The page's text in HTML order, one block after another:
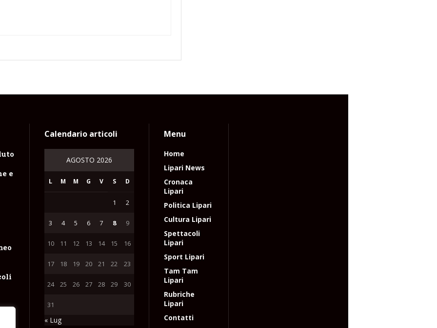
e
Calendario articoli
AGOSTO 2026
L M M G V S D
1 2
3 4 5 6 7 8 9
10 11 12 13 14 15 16
17 18 19 20 21 22 23
24 25 26 27 28 29 30
31
« Lug
Menu
Home
Lipari News
Cronaca
Lipari
Politica Lipari
Cultura Lipari
Spettacoli
Lipari
Sport Lipari
Tam Tam
Lipari
Rubriche
Lipari
Contatti